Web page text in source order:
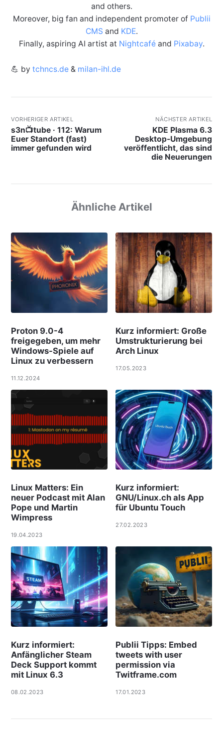
and others.
Moreover, big fan and independent promoter of Publii
CMS and KDE.
Finally, aspiring AI artist at Nightcaféand Pixabay.
💪 by tchncs.de& milan-ihl.de
VORHERIGER ARTIKEL
s3n📺tube · 112: Warum
Euer Standort (fast)
immer gefunden wird
NÄCHSTER ARTIKEL
KDE Plasma 6.3
Desktop-Umgebung
veröffentlicht, das sind
die Neuerungen
Ähnliche Artikel
Proton 9.0-4
freigegeben, um mehr
Windows-Spiele auf
Linux zu verbessern
11.12.2024
Kurz informiert: Große
Umstrukturierung bei
Arch Linux
17.05.2023
Linux Matters: Ein
neuer Podcast mit Alan
Pope und Martin
Wimpress
19.04.2023
Kurz informiert:
GNU/Linux.ch als App
für Ubuntu Touch
27.02.2023
Kurz informiert:
Anfänglicher Steam
Deck Support kommt
mit Linux 6.3
08.02.2023
Publii Tipps: Embed
tweets with user
permission via
Twitframe.com
17.01.2023